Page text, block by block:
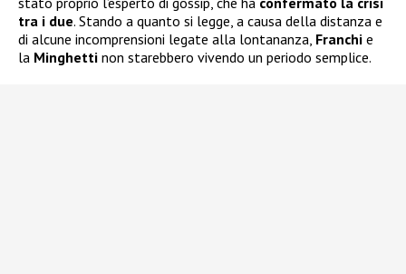
tra i due. Stando a quanto si legge, a causa della distanza e
di alcune incomprensioni legate alla lontananza, Franchi e
la Minghetti non starebbero vivendo un periodo semplice.